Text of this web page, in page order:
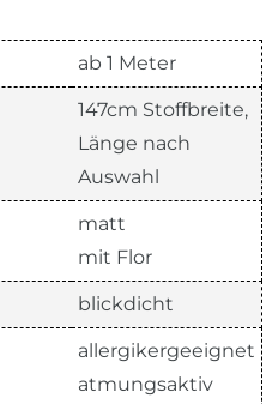
ab 1 Meter
147cm Stoffbreite,
Länge nach
Auswahl
matt
mit Flor
blickdicht
allergikergeeignet
atmungsaktiv